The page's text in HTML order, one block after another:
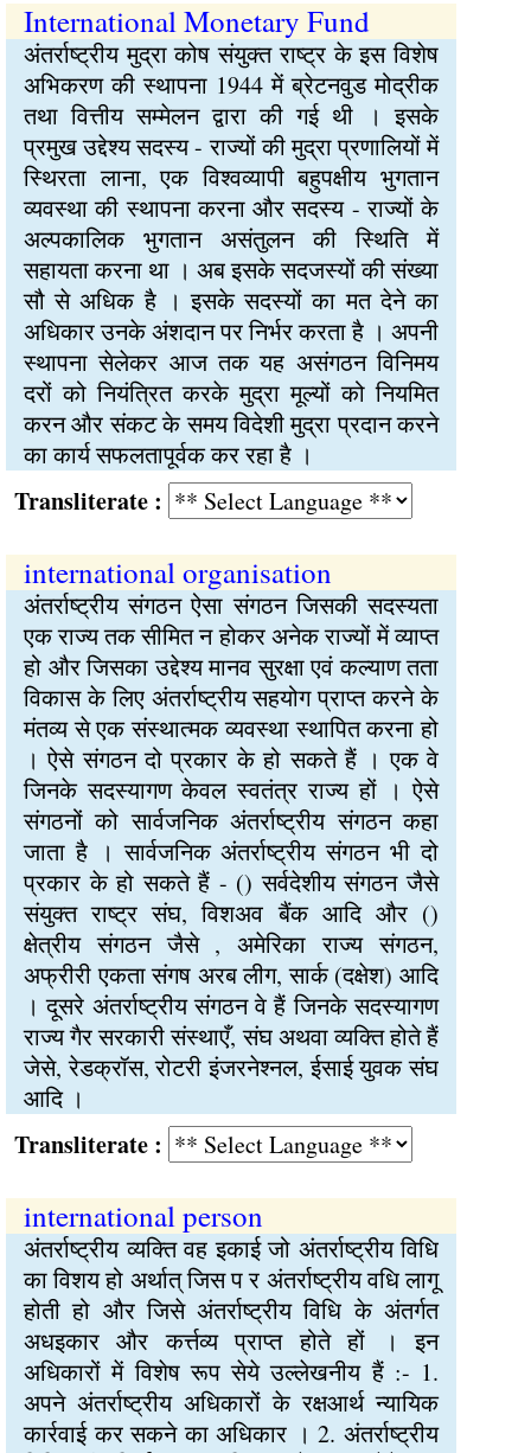
International Monetary Fund
अंतर्राष्ट्रीय मुद्रा कोष संयुक्त राष्ट्र के इस विशेष
अभिकरण की स्थापना 1944 में ब्रेटनवुड मोद्रीक
तथा वित्तीय सम्मेलन द्वारा की गई थी । इसके
प्रमुख उद्देश्य सदस्य - राज्यों की मुद्रा प्रणालियों में
स्थिरता लाना, एक विश्वव्यापी बहुपक्षीय भुगतान
व्यवस्था की स्थापना करना और सदस्य - राज्यों के
अल्पकालिक भुगतान असंतुलन की स्थिति में
सहायता करना था । अब इसके सदजस्यों की संख्या
सौ से अधिक है । इसके सदस्यों का मत देने का
अधिकार उनके अंशदान पर निर्भर करता है । अपनी
स्थापना सेलेकर आज तक यह असंगठन विनिमय
दरों को नियंत्रित करके मुद्रा मूल्यों को नियमित
करन और संकट के समय विदेशी मुद्रा प्रदान करने
का कार्य सफलतापूर्वक कर रहा है ।
:
international organisation
अंतर्राष्ट्रीय संगठन ऐसा संगठन जिसकी सदस्यता
एक राज्य तक सीमित न होकर अनेक राज्यों में व्याप्त
हो और जिसका उद्देश्य मानव सुरक्षा एवं कल्याण तता
विकास के लिए अंतर्राष्ट्रीय सहयोग प्राप्त करने के
मंतव्य से एक संस्थात्मक व्यवस्था स्थापित करना हो
। ऐसे संगठन दो प्रकार के हो सकते हैं । एक वे
जिनके सदस्यागण केवल स्वतंत्र राज्य हों । ऐसे
संगठनों को सार्वजनिक अंतर्राष्ट्रीय संगठन कहा
जाता है । सार्वजनिक अंतर्राष्ट्रीय संगठन भी दो
प्रकार के हो सकते हैं - () सर्वदेशीय संगठन जैसे
संयुक्त राष्ट्र संघ, विशअव बैंक आदि और ()
क्षेत्रीय संगठन जैसे , अमेरिका राज्य संगठन,
अफ्रीरी एकता संगष अरब लीग, सार्क (दक्षेश) आदि
। दूसरे अंतर्राष्ट्रीय संगठन वे हैं जिनके सदस्यागण
राज्य गैर सरकारी संस्थाएँ, संघ अथवा व्यक्ति होते हैं
जेसे, रेडक्रॉस, रोटरी इंजरनेश्नल, ईसाई युवक संघ
आदि ।
:
international person
अंतर्राष्ट्रीय व्यक्ति वह इकाई जो अंतर्राष्ट्रीय विधि
का विशय हो अर्थात् जिस प र अंतर्राष्ट्रीय वधि लागू
होती हो और जिसे अंतर्राष्ट्रीय विधि के अंतर्गत
अधइकार और कर्त्तव्य प्राप्त होते हों । इन
अधिकारों में विशेष रूप सेये उल्लेखनीय हैं :- 1.
अपने अंतर्राष्ट्रीय अधिकारों के रक्षआर्थ न्यायिक
कार्रवाई कर सकने का अधिकार । 2. अंतर्राष्ट्रीय